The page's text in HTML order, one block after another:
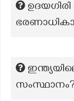
ഉദയഗിരി